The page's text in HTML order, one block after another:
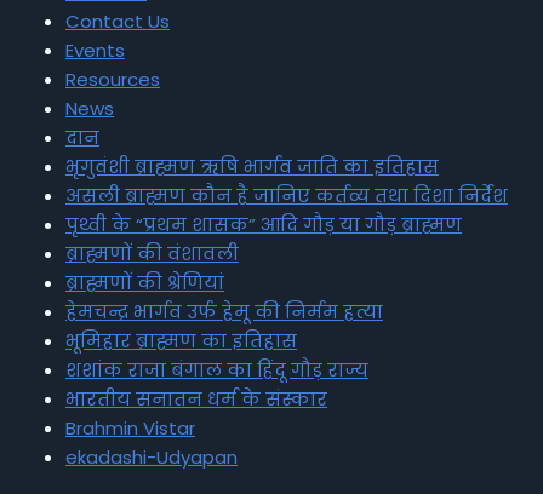
Contact Us
Events
Resources
News
दान
भृगुवंशी ब्राह्मण ऋषि भार्गव जाति का इतिहास
असली ब्राह्मण कौन है जानिए कर्तव्य तथा दिशा निर्देश
पृथ्वी के “प्रथम शासक” आदि गौड़ या गौड़ ब्राह्मण
ब्राह्मणों की वंशावली
ब्राह्मणों की श्रेणियां
हेमचन्द्र भार्गव उर्फ हेमू की निर्मम हत्या
भूमिहार ब्राह्मण का इतिहास
शशांक राजा बंगाल का हिंदू गौड़ राज्य
भारतीय सनातन धर्म के संस्कार
Brahmin Vistar
ekadashi-Udyapan